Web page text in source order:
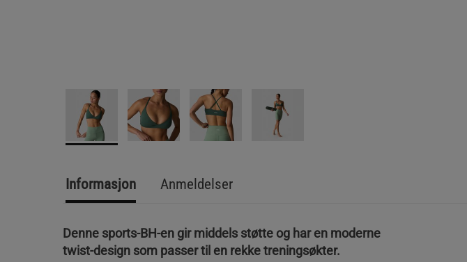
Informasjon Anmeldelser
Denne sports-BH-en gir middels støtte og har en moderne
twist-design som passer til en rekke treningsøkter.